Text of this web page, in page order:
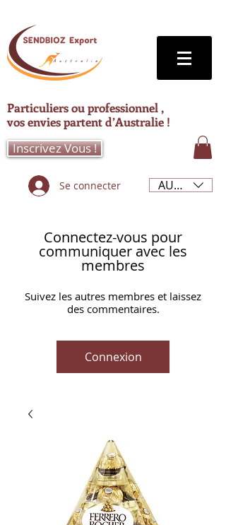
Particuliers ou professionnel ,
vos envies partent d’Australie !
Inscrivez Vous !
Se connecter AUD (AU$)
Connectez-vous pour
communiquer avec les
membres
Suivez les autres membres et laissez
des commentaires.
Connexion